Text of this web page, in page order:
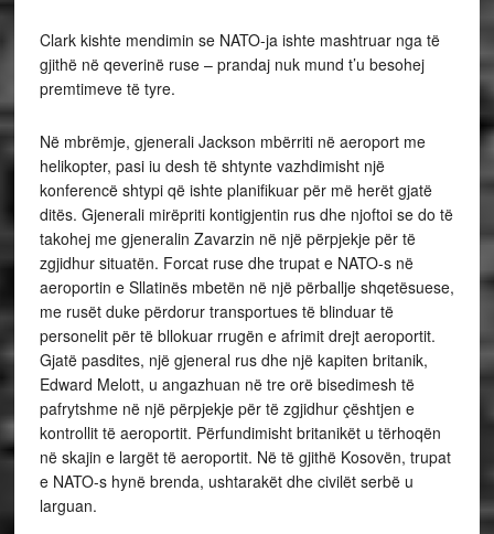
Clark kishte mendimin se NATO-ja ishte mashtruar nga të
gjithë në qeverinë ruse – prandaj nuk mund t’u besohej
premtimeve të tyre.
Në mbrëmje, gjenerali Jackson mbërriti në aeroport me
helikopter, pasi iu desh të shtynte vazhdimisht një
konferencë shtypi që ishte planifikuar për më herët gjatë
ditës. Gjenerali mirëpriti kontigjentin rus dhe njoftoi se do të
takohej me gjeneralin Zavarzin në një përpjekje për të
zgjidhur situatën. Forcat ruse dhe trupat e NATO-s në
aeroportin e Sllatinës mbetën në një përballje shqetësuese,
me rusët duke përdorur transportues të blinduar të
personelit për të bllokuar rrugën e afrimit drejt aeroportit.
Gjatë pasdites, një gjeneral rus dhe një kapiten britanik,
Edward Melott, u angazhuan në tre orë bisedimesh të
pafrytshme në një përpjekje për të zgjidhur çështjen e
kontrollit të aeroportit. Përfundimisht britanikët u tërhoqën
në skajin e largët të aeroportit. Në të gjithë Kosovën, trupat
e NATO-s hynë brenda, ushtarakët dhe civilët serbë u
larguan.